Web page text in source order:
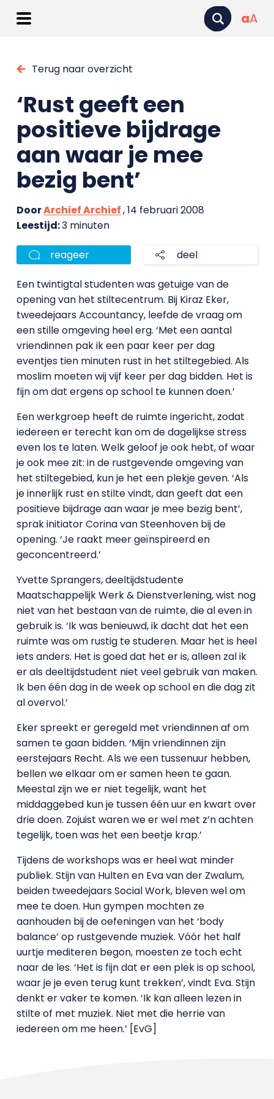
aA
Terug naar overzicht
‘Rust geeft een
positieve bijdrage
aan waar je mee
bezig bent’
DoorArchief Archief, 14 februari 2008
Leestijd:3 minuten
reageer deel
Een twintigtal studenten was getuige van de
opening van het stiltecentrum. Bij Kiraz Eker,
tweedejaars Accountancy, leefde de vraag om
een stille omgeving heel erg. ‘Met een aantal
vriendinnen pak ik een paar keer per dag
eventjes tien minuten rust in het stiltegebied. Als
moslim moeten wij vijf keer per dag bidden. Het is
fijn om dat ergens op school te kunnen doen.’
Een werkgroep heeft de ruimte ingericht, zodat
iedereen er terecht kan om de dagelijkse stress
even los te laten. Welk geloof je ook hebt, of waar
je ook mee zit: in de rustgevende omgeving van
het stiltegebied, kun je het een plekje geven. ‘Als
je innerlijk rust en stilte vindt, dan geeft dat een
positieve bijdrage aan waar je mee bezig bent’,
sprak initiator Corina van Steenhoven bij de
opening. ‘Je raakt meer geïnspireerd en
geconcentreerd.’
Yvette Sprangers, deeltijdstudente
Maatschappelijk Werk & Dienstverlening, wist nog
niet van het bestaan van de ruimte, die al even in
gebruik is. ‘Ik was benieuwd, ik dacht dat het een
ruimte was om rustig te studeren. Maar het is heel
iets anders. Het is goed dat het er is, alleen zal ik
er als deeltijdstudent niet veel gebruik van maken.
Ik ben één dag in de week op school en die dag zit
al overvol.’
Eker spreekt er geregeld met vriendinnen af om
samen te gaan bidden. ‘Mijn vriendinnen zijn
eerstejaars Recht. Als we een tussenuur hebben,
bellen we elkaar om er samen heen te gaan.
Meestal zijn we er niet tegelijk, want het
middaggebed kun je tussen één uur en kwart over
drie doen. Zojuist waren we er wel met z’n achten
tegelijk, toen was het een beetje krap.’
Tijdens de workshops was er heel wat minder
publiek. Stijn van Hulten en Eva van der Zwalum,
beiden tweedejaars Social Work, bleven wel om
mee te doen. Hun gympen mochten ze
aanhouden bij de oefeningen van het ‘body
balance’ op rustgevende muziek. Vóór het half
uurtje mediteren begon, moesten ze toch echt
naar de les. ‘Het is fijn dat er een plek is op school,
waar je je even terug kunt trekken’, vindt Eva. Stijn
denkt er vaker te komen. ‘Ik kan alleen lezen in
stilte of met muziek. Niet met die herrie van
iedereen om me heen.’ [EvG]